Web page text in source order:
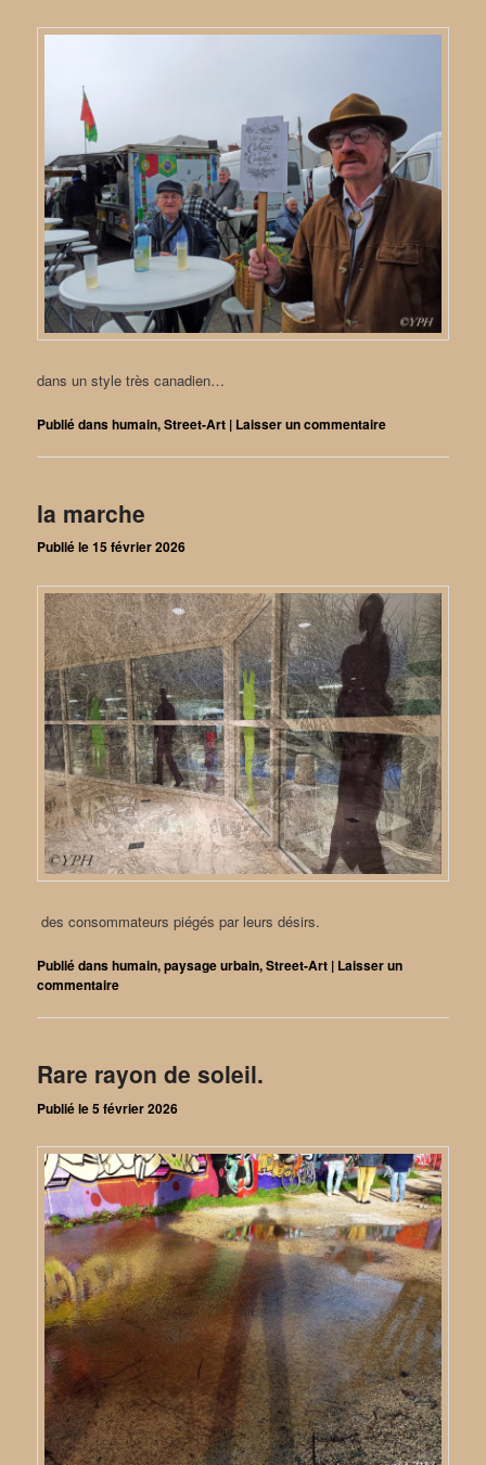
dans un style très canadien…
Publié danshumain,Street-Art | Laisser un commentaire
la marche
Publié le15 février 2026
des consommateurs piégés par leurs désirs.
Publié danshumain,paysage urbain,Street-Art | Laisser un
commentaire
Rare rayon de soleil.
Publié le5 février 2026